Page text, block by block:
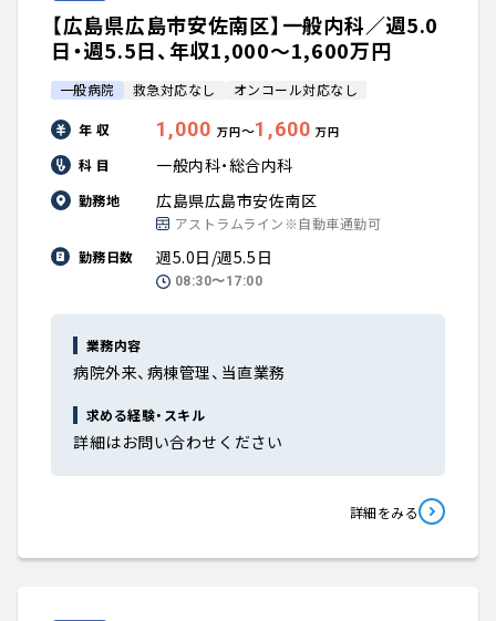
【広島県広島市安佐南区】一般内科／週5.0
日・週5.5日、年収1,000〜1,600万円
一般病院 救急対応なし オンコール対応なし
年 収 1,000 万円〜1,600 万円
科 目 一般内科・総合内科
勤務地 広島県広島市安佐南区
アストラムライン※自動車通勤可
勤務日数
週5.0日/週5.5日
08:30〜17:00
業務内容
病院外来、病棟管理、当直業務
求める経験・スキル
詳細はお問い合わせください
詳細をみる